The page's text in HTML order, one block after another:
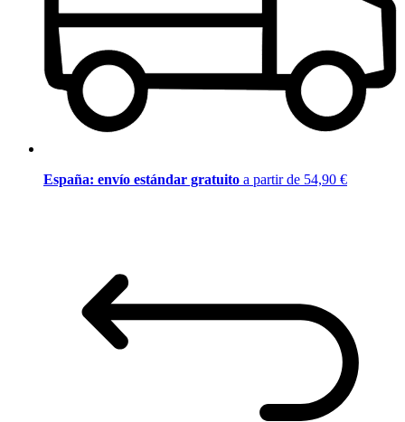
España: envío estándar gratuito a partir de 54,90 €